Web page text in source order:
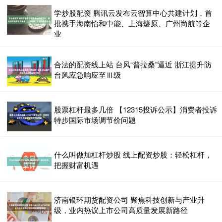
学炒股配资 腾讯云发布云智算中心共建计划，首
批携手海南怡和中能、上海燧原、广州尚航等企
业
合法的配资线上站 台风“普拉桑”逼近 浙江提升防
台风应急响应至Ⅲ级
股票杠杆最多几倍 【12315投诉公示】消费者投诉
特步国际市场调节价问题
什么叫做加杠杆炒股 线上配资炒股：轻松杠杆，
把握财富机遇
济南银环期货配资公司 聚焦科技创新与产业升
级，业内热议上市公司高质量发展新路径